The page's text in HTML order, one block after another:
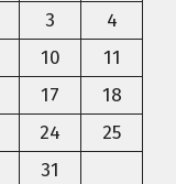
3
4
10
11
17
18
24
25
31